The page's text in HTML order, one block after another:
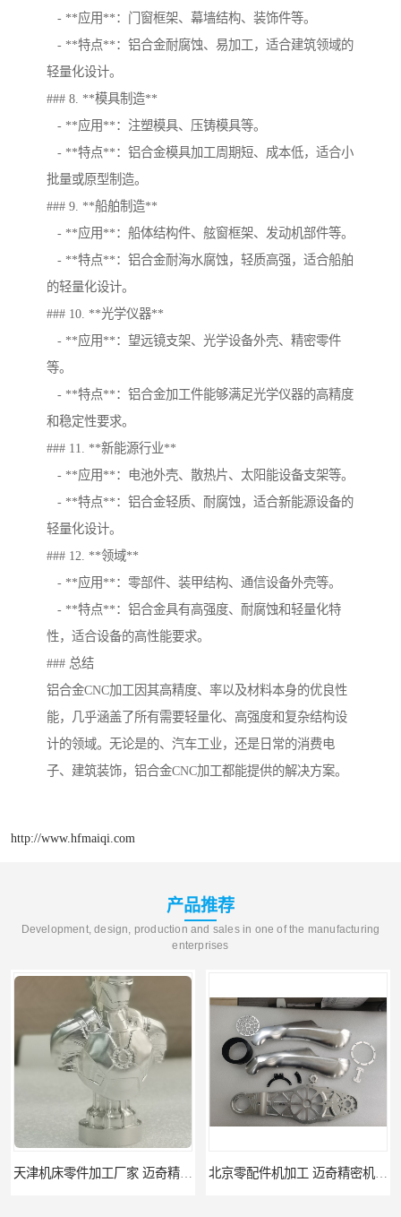
- **应用**：门窗框架、幕墙结构、装饰件等。
- **特点**：铝合金耐腐蚀、易加工，适合建筑领域的
轻量化设计。
### 8. **模具制造**
- **应用**：注塑模具、压铸模具等。
- **特点**：铝合金模具加工周期短、成本低，适合小
批量或原型制造。
### 9. **船舶制造**
- **应用**：船体结构件、舷窗框架、发动机部件等。
- **特点**：铝合金耐海水腐蚀，轻质高强，适合船舶
的轻量化设计。
### 10. **光学仪器**
- **应用**：望远镜支架、光学设备外壳、精密零件
等。
- **特点**：铝合金加工件能够满足光学仪器的高精度
和稳定性要求。
### 11. **新能源行业**
- **应用**：电池外壳、散热片、太阳能设备支架等。
- **特点**：铝合金轻质、耐腐蚀，适合新能源设备的
轻量化设计。
### 12. **领域**
- **应用**：零部件、装甲结构、通信设备外壳等。
- **特点**：铝合金具有高强度、耐腐蚀和轻量化特
性，适合设备的高性能要求。
### 总结
铝合金CNC加工因其高精度、率以及材料本身的优良性
能，几乎涵盖了所有需要轻量化、高强度和复杂结构设
计的领域。无论是的、汽车工业，还是日常的消费电
子、建筑装饰，铝合金CNC加工都能提供的解决方案。
http://www.hfmaiqi.com
产品推荐
Development, design, production and sales in one of the manufacturing
enterprises